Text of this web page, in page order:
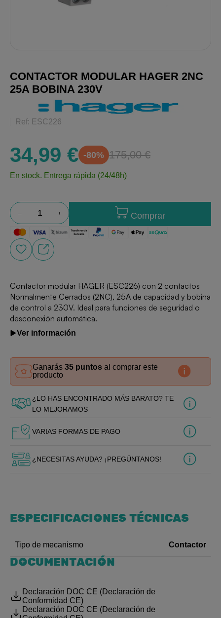
CONTACTOR MODULAR HAGER 2NC
25A BOBINA 230V
Ref: ESC226
34,99 € -80% 175,00 €
En stock. Entrega rápida (24/48h)
Comprar
Contactor modular HAGER (ESC226) con 2 contactos
Normalmente Cerrados (2NC), 25A de capacidad y bobina
de control a 230V. Ideal para funciones de seguridad o
desconexión automática.
Ver información
Ganarás 35 puntos al comprar este
producto
¿LO HAS ENCONTRADO MÁS BARATO? TE
LO MEJORAMOS
VARIAS FORMAS DE PAGO
¿NECESITAS AYUDA? ¡PREGÚNTANOS!
ESPECIFICACIONES TÉCNICAS
Tipo de mecanismo Contactor
DOCUMENTACIÓN
Declaración DOC CE (Declaración de
Conformidad CE)
Declaración DOC CE (Declaración de